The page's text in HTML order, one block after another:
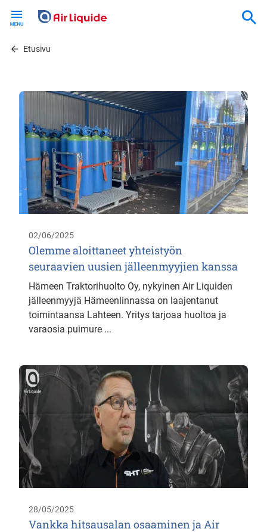
contentEtusivu
02/06/2025
Olemme aloittaneet yhteistyön
seuraavien uusien jälleenmyyjien kanssa
Hämeen Traktorihuolto Oy, nykyinen Air Liquiden
jälleenmyyjä Hämeenlinnassa on laajentanut
toimintaansa Lahteen. Yritys tarjoaa huoltoa ja
varaosia puimure ...
28/05/2025
Vankka hitsausalan osaaminen ja Air